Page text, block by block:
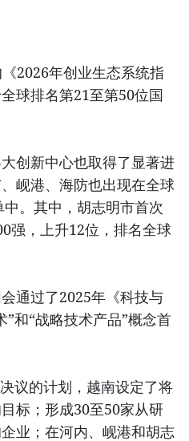
2026年创业生态系统指
球排名第21至第50位国
创新中心也取得了显著进
岘港、海防也出现在全球
。其中，胡志明市首次
强，上升12位，排名全球
通过了2025年《科技与
和“战略技术产品”概念首
议的计划，越南设定了将
标；形成30至50家从研
业；在河内、岘港和胡志